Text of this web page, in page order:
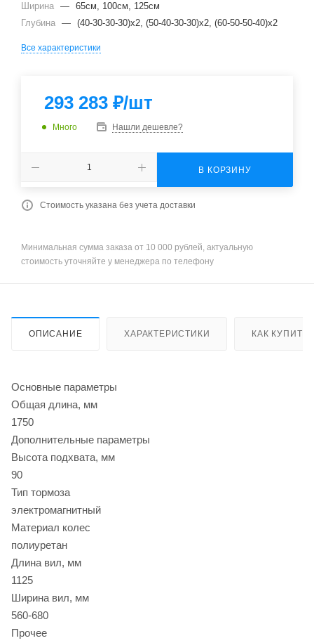
Ширина — 65см, 100см, 125см
Глубина — (40-30-30-30)x2, (50-40-30-30)x2, (60-50-50-40)x2
Все характеристики
293 283 ₽/шт
Много Нашли дешевле?
В КОРЗИНУ
Стоимость указана без учета доставки
Минимальная сумма заказа от 10 000 рублей, актуальную
стоимость уточняйте у менеджера по телефону
ОПИСАНИЕ ХАРАКТЕРИСТИКИ КАК КУПИТЬ
Основные параметры
Общая длина, мм
1750
Дополнительные параметры
Высота подхвата, мм
90
Тип тормоза
электромагнитный
Материал колес
полиуретан
Длина вил, мм
1125
Ширина вил, мм
560-680
Прочее